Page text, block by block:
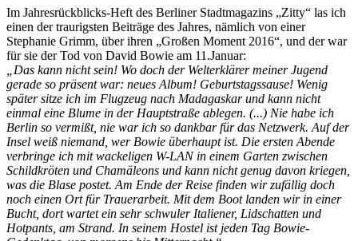
Im Jahresrückblicks-Heft des Berliner Stadtmagazins „Zitty“ las ich
einen der traurigsten Beiträge des Jahres, nämlich von einer
Stephanie Grimm, über ihren „Großen Moment 2016“, und der war
für sie der Tod von David Bowie am 11.Januar:
„Das kann nicht sein! Wo doch der Welterklärer meiner Jugend
gerade so präsent war: neues Album! Geburtstagssause! Wenig
später sitze ich im Flugzeug nach Madagaskar und kann nicht
einmal eine Blume in der Hauptstraße ablegen. (...) Nie habe ich
Berlin so vermißt, nie war ich so dankbar für das Netzwerk. Auf der
Insel weiß niemand, wer Bowie überhaupt ist. Die ersten Abende
verbringe ich mit wackeligen W-LAN in einem Garten zwischen
Schildkröten und Chamäleons und kann nicht genug davon kriegen,
was die Blase postet. Am Ende der Reise finden wir zufällig doch
noch einen Ort für Trauerarbeit. Mit dem Boot landen wir in einer
Bucht, dort wartet ein sehr schwuler Italiener, Lidschatten und
Hotpants, am Strand. In seinem Hostel ist jeden Tag Bowie-